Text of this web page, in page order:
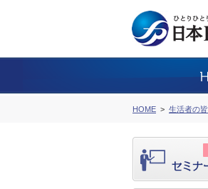
HOME 生活者の